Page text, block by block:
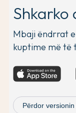
Shkarko
Mbaji ëndrrat
kuptime më të
Përdor